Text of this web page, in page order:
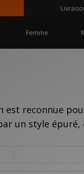
Livraison
Femme
est reconnue
un style